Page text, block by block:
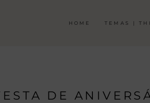
HOME TEMAS |
DE